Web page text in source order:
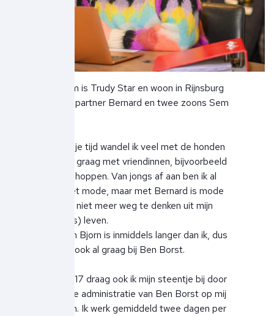
Mijn naam is Trudy Star en woon in Rijnsburg
met mijn partner Bernard en twee zoons Sem
In mijn vrije tijd wandel ik veel met de honden
en ben ik graag met vriendinnen, bijvoorbeeld
aan het shoppen. Van jongs af aan ben ik al
bezig met mode, maar met Bernard is mode
helemaal niet meer weg te denken uit mijn
(lees: ons) leven.
Mijn zoon Bjorn is inmiddels langer dan ik, dus
hij shopt ook al graag bij Ben Borst.
Sinds 2017 draag ook ik mijn steentje bij door
de gehele administratie van Ben Borst op mij
te nemen. Ik werk gemiddeld twee dagen per